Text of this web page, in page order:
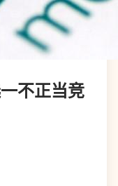
不正当竞